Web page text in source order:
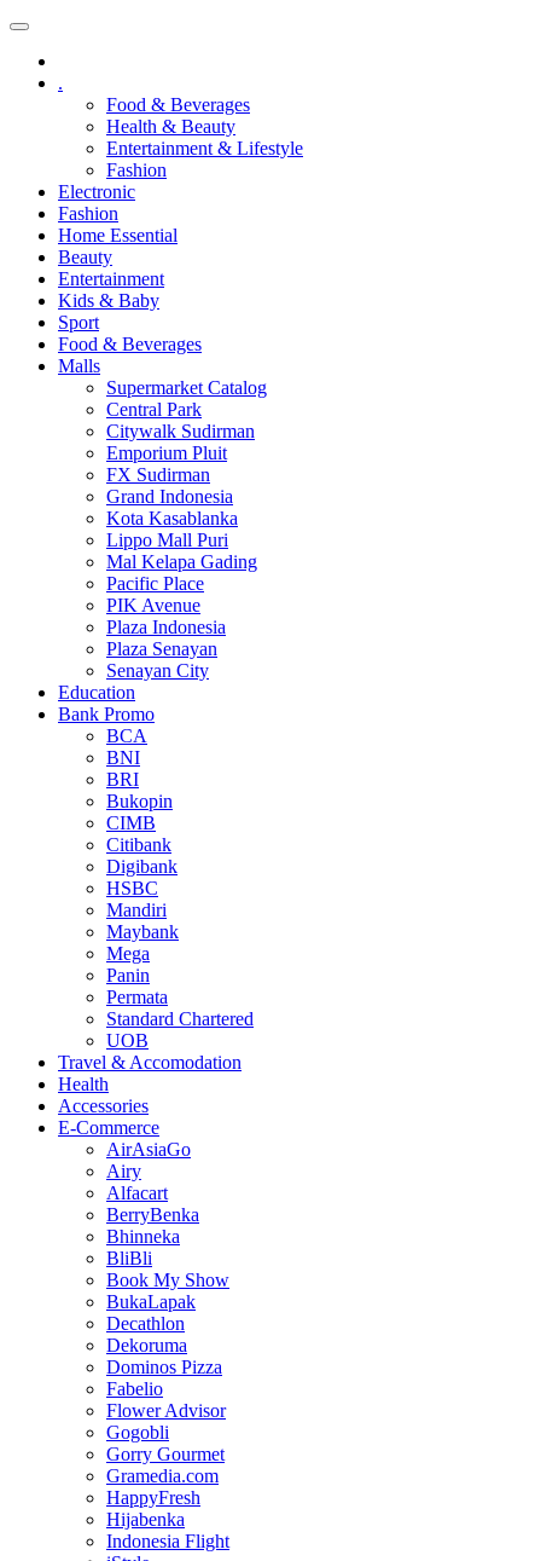
.
Food & Beverages
Health & Beauty
Entertainment & Lifestyle
Fashion
Electronic
Fashion
Home Essential
Beauty
Entertainment
Kids & Baby
Sport
Food & Beverages
Malls
Supermarket Catalog
Central Park
Citywalk Sudirman
Emporium Pluit
FX Sudirman
Grand Indonesia
Kota Kasablanka
Lippo Mall Puri
Mal Kelapa Gading
Pacific Place
PIK Avenue
Plaza Indonesia
Plaza Senayan
Senayan City
Education
Bank Promo
BCA
BNI
BRI
Bukopin
CIMB
Citibank
Digibank
HSBC
Mandiri
Maybank
Mega
Panin
Permata
Standard Chartered
UOB
Travel & Accomodation
Health
Accessories
E-Commerce
AirAsiaGo
Airy
Alfacart
BerryBenka
Bhinneka
BliBli
Book My Show
BukaLapak
Decathlon
Dekoruma
Dominos Pizza
Fabelio
Flower Advisor
Gogobli
Gorry Gourmet
Gramedia.com
HappyFresh
Hijabenka
Indonesia Flight